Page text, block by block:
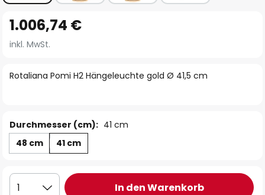
Anfang
der
springen
Rotaliana Pomi H2 Hängeleuchte gold Ø 41,5 cm
1.006,74 €
inkl. MwSt.
Durchmesser (cm): 41 cm
48 cm
41 cm
1 In den Warenkorb